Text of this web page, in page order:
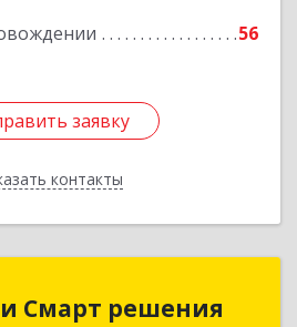
56
заявку
контакты
заявку
Назад
Смарт решения
Смарт решения